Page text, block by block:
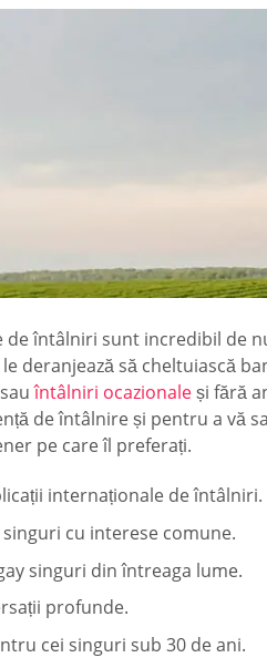
de întâlniri sunt incredibil de
deranjează să cheltuiască
întâlniri ocazionaleși fără
de întâlnire și pentru a vă
pe care îl preferați.
internaționale de întâlniri.
cu interese comune.
singuri din întreaga lume.
profunde.
cei singuri sub 30 de ani.